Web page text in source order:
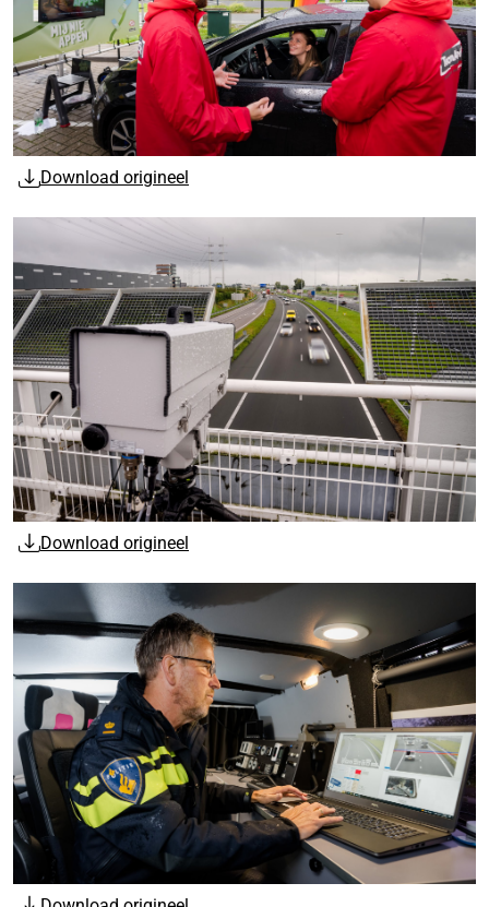
Download origineel
Download origineel